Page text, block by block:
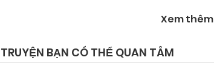
201
Xem thêm
TRUYỆN BẠN CÓ THỂ QUAN TÂM